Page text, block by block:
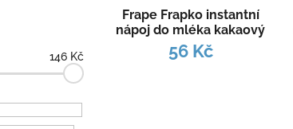
146 Kč
Frape Frapko instantní
nápoj do mléka kakaový
200g
56 Kč